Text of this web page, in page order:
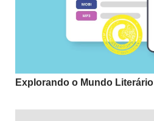
Explorando o Mundo Literário